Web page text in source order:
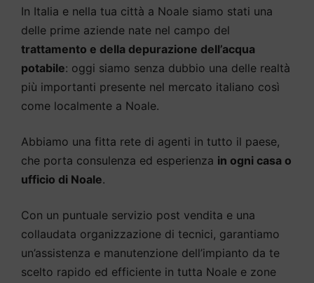
In Italia e nella tua città a Noale siamo stati una
delle prime aziende nate nel campo del
trattamento e della depurazione dell’acqua
potabile: oggi siamo senza dubbio una delle realtà
più importanti presente nel mercato italiano così
come localmente a Noale.
Abbiamo una fitta rete di agenti in tutto il paese,
che porta consulenza ed esperienza in ogni casa o
ufficio di Noale.
Con un puntuale servizio post vendita e una
collaudata organizzazione di tecnici, garantiamo
un’assistenza e manutenzione dell’impianto da te
scelto rapido ed efficiente in tutta Noale e zone